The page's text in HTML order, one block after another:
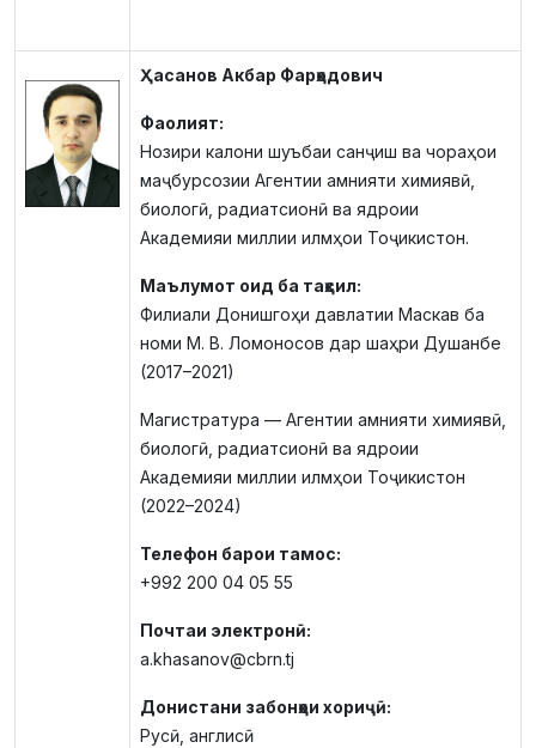
Ҳасанов Акбар Фарҳодович
Фаолият:
Нозири калони шуъбаи санҷиш ва чораҳои
маҷбурсозии Агентии амнияти химиявӣ,
биологӣ, радиатсионӣ ва ядроии
Академияи миллии илмҳои Тоҷикистон.
Маълумот оид ба таҳсил:
Филиали Донишгоҳи давлатии Маскав ба
номи М. В. Ломоносов дар шаҳри Душанбе
(2017–2021)
Магистратура — Агентии амнияти химиявӣ,
биологӣ, радиатсионӣ ва ядроии
Академияи миллии илмҳои Тоҷикистон
(2022–2024)
Телефон барои тамос:
+992 200 04 05 55
Почтаи электронӣ:
a.khasanov@cbrn.tj
Донистани забонҳои хориҷӣ:
Русӣ, англисӣ